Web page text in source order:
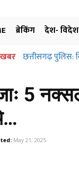
ब्रेकिंग देश- विदेश
छत्तीसगढ़ पुलिस:
5
May 21, 2025